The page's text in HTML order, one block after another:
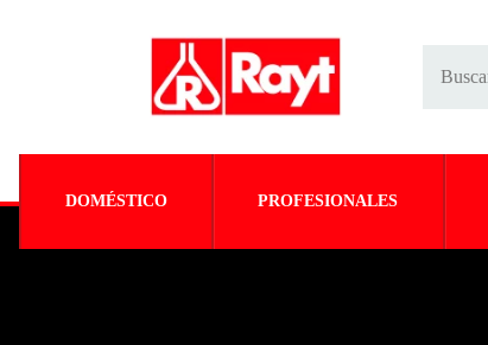
DOMÉSTICO PROFESIONALES